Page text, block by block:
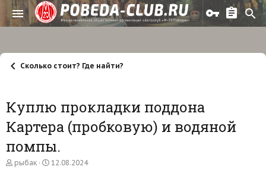
Сколько стоит? Где найти?
Куплю прокладки поддона
Картера (пробковую) и водяной
помпы.
А
рыбак
Д
12.08.2024